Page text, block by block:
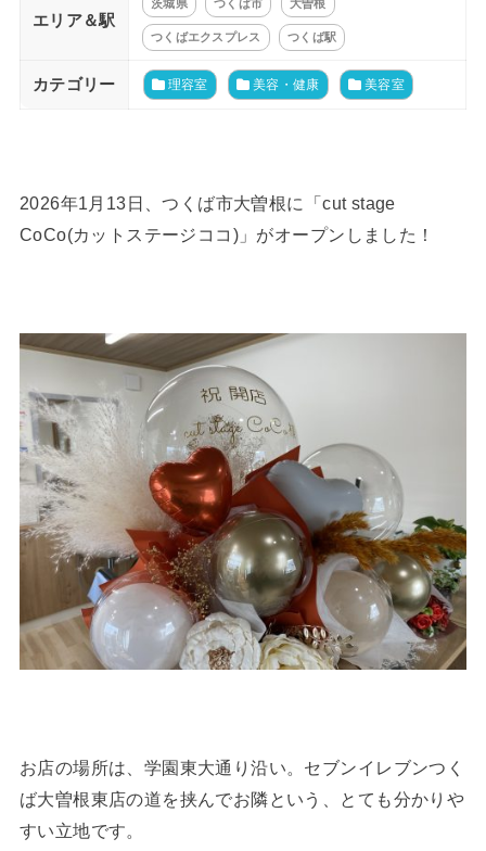
エリア＆駅
茨城県 つくば市 大曽根
つくばエクスプレス つくば駅
カテゴリー 理容室 美容・健康 美容室
2026年1月13日、つくば市大曽根に「cut stage
CoCo(カットステージココ)」がオープンしました！
お店の場所は、学園東大通り沿い。セブンイレブンつく
ば大曽根東店の道を挟んでお隣という、とても分かりや
すい立地です。